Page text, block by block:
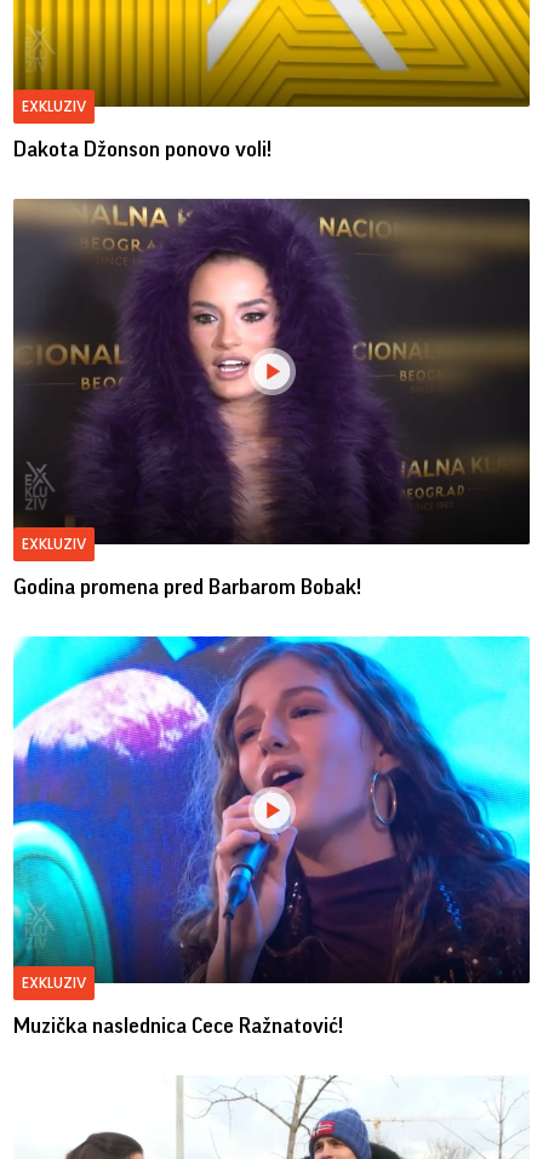
EXKLUZIV
Dakota Džonson ponovo voli!
EXKLUZIV
Godina promena pred Barbarom Bobak!
EXKLUZIV
Muzička naslednica Cece Ražnatović!